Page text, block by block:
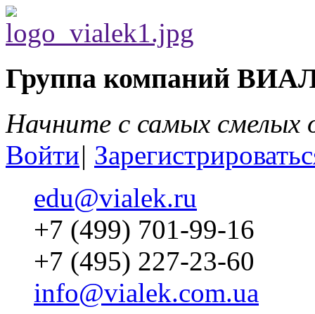
Группа компаний
Начните с самых
Войти|
edu@vialek.ru
+7 (499) 701-99-16
+7 (495) 227-23-60
info@vialek.com.ua